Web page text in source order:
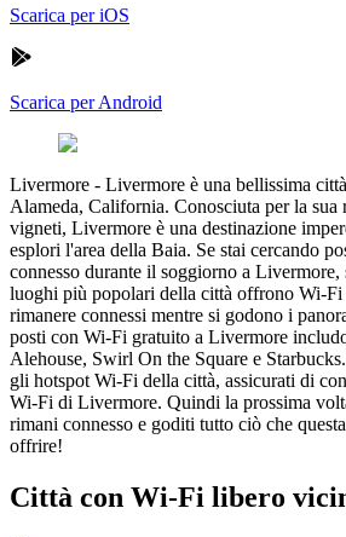
Scarica per iOS
Scarica per Android
Livermore - Livermore è una bellissima
Alameda, California. Conosciuta per la sua
vigneti, Livermore è una destinazione
esplori l'area della Baia. Se stai cercando
connesso durante il soggiorno a
luoghi più popolari della città offrono Wi-Fi
rimanere connessi mentre si godono i
posti con Wi-Fi gratuito a Livermore
Alehouse, Swirl On the Square e
gli hotspot Wi-Fi della città, assicurati di
Wi-Fi di Livermore. Quindi la prossima
rimani connesso e goditi tutto ciò che
offrire!
Città con Wi-Fi libero